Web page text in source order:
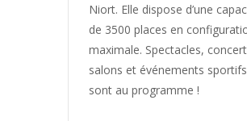
Niort. Elle dispose d’une
de 3500 places en
maximale. Spectacles,
salons et événements sportifs
sont au programme !